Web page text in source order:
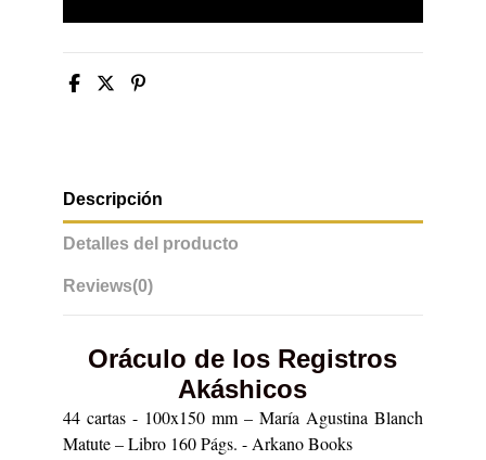
Descripción
Detalles del producto
Reviews(0)
Oráculo de los Registros
Akáshicos
44 cartas - 100x150 mm – María Agustina Blanch
Matute – Libro 160 Págs. - Arkano Books